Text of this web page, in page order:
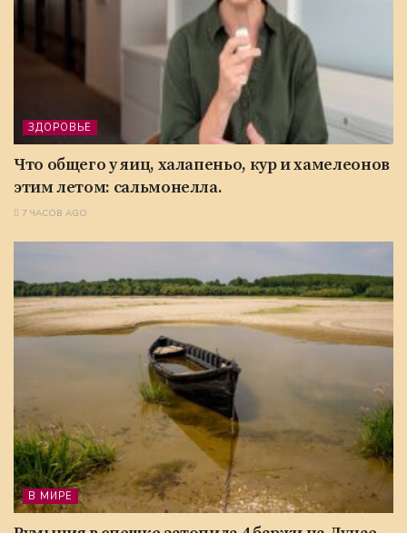
ЗДОРОВЬЕ
Что общего у яиц, халапеньо, кур и хамелеонов
этим летом: сальмонелла.
7 ЧАСОВ AGO
В МИРЕ